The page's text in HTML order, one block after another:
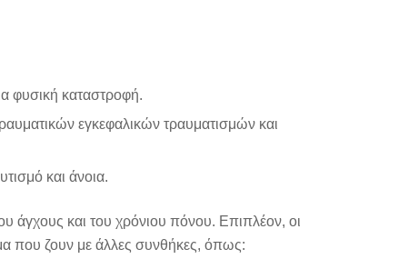
φυσική καταστροφή.
εγκεφαλικών τραυματισμών και
και άνοια.
άγχους και του χρόνιου πόνου. Επιπλέον, οι
που ζουν με άλλες συνθήκες, όπως: